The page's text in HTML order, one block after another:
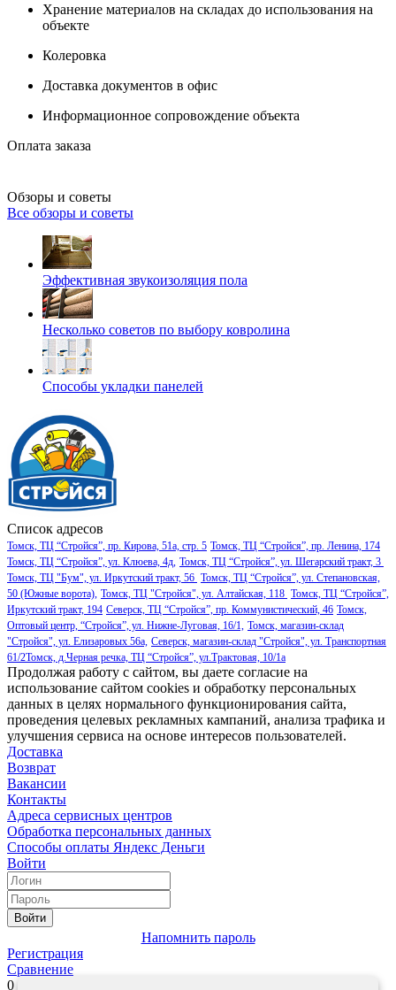
Хранение материалов на складах до использования на
объекте
Колеровка
Доставка документов в офис
Информационное сопровождение объекта
Оплата заказа
Обзоры и советы
Все обзоры и советы
Эффективная звукоизоляция пола
Несколько советов по выбору ковролина
Способы укладки панелей
Список адресов
Томск, ТЦ “Стройся”, пр. Кирова, 51а, стр. 5 Томск, ТЦ “Стройся”, пр. Ленина, 174
Томск, ТЦ “Стройся”, ул. Клюева, 4д, Томск, ТЦ “Стройся”, ул. Шегарский тракт, 3
Томск, ТЦ "Бум", ул. Иркутский тракт, 56 Томск, ТЦ “Стройся”, ул. Степановская,
50 (Южные ворота), Томск, ТЦ "Стройся", ул. Алтайская, 118 Томск, ТЦ “Стройся”,
Иркутский тракт, 194 Северск, ТЦ “Стройся”, пр. Коммунистический, 46 Томск,
Оптовый центр, “Стройся”, ул. Нижне-Луговая, 16/1, Томск, магазин-склад
"Стройся", ул. Елизаровых 56а, Северск, магазин-склад "Стройся", ул. Транспортная
61/2Томск, д.Черная речка, ТЦ “Стройся”, ул.Трактовая, 10/1а
Продолжая работу с сайтом, вы даете согласие на
использование сайтом cookies и обработку персональных
данных в целях нормального функционирования сайта,
проведения целевых рекламных кампаний, анализа трафика и
улучшения сервиса на основе интересов пользователей.
Доставка
Возврат
Вакансии
Контакты
Адреса сервисных центров
Обработка персональных данных
Способы оплаты Яндекс Деньги
Войти
Войти
Напомнить пароль
Регистрация
Сравнение
0